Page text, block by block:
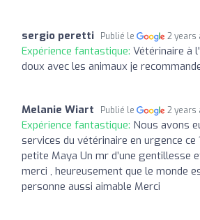
sergio peretti Publié le 2 years
Expérience fantastique: Vétérinaire à
doux avec les animaux je
Melanie Wiart Publié le 2 years
Expérience fantastique: Nous avons
services du vétérinaire en urgence ce
petite Maya Un mr d’une gentillesse
merci , heureusement que le monde
personne aussi aimable Merci